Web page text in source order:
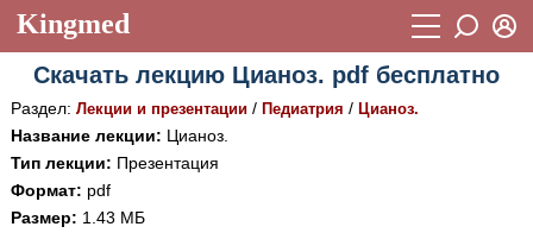
Kingmed
Учебный материал
Видеогалерея 899
Фотогалерея
Истории болезней
Пароль
Скачать лекцию Цианоз. pdf бесплатно
Раздел: Лекции и презентации/ Педиатрия / Цианоз.
Название лекции: Цианоз.
Тип лекции: Презентация
Формат: pdf
Размер: 1.43 МБ